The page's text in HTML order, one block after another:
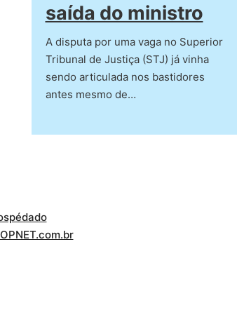
saída do ministro
A disputa por uma vaga no Superior
Tribunal de Justiça (STJ) já vinha
sendo articulada nos bastidores
antes mesmo de…